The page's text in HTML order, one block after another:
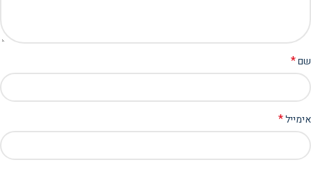
שם*
אימייל*